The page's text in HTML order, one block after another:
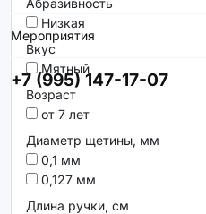
Мероприятия
+7 (995) 147-17-07
Низкая
Вкус
Мятный
Возраст
от 7 лет
Диаметр щетины, мм
0,1 мм
0,127 мм
Длина ручки, см